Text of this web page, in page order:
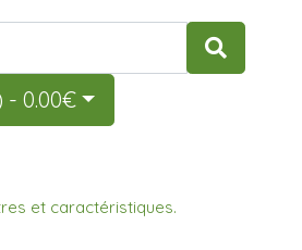
- 0.00€
et caractéristiques.